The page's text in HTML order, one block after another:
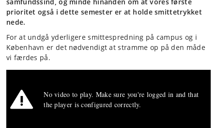
prioritet også i dette semester er at holde smittetrykket
nede.
For at undgå yderligere smittespredning på campus og i
København er det nødvendigt at stramme op på den måde
vi færdes på.